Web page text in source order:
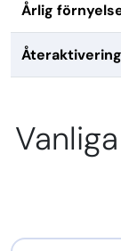
Årlig